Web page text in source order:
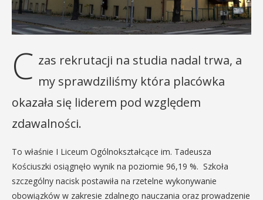
C zas rekrutacji na studia nadal trwa, a
my sprawdziliśmy która placówka
okazała się liderem pod względem
zdawalności.
To właśnie I Liceum Ogólnokształcące im. Tadeusza
Kościuszki osiągnęło wynik na poziomie 96,19 %. Szkoła
szczególny nacisk postawiła na rzetelne wykonywanie
obowiązków w zakresie zdalnego nauczania oraz prowadzenie